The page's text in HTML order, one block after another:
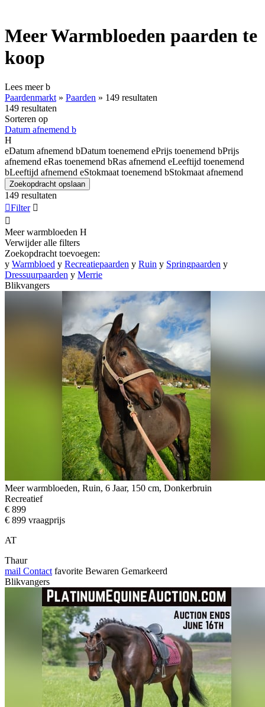
Meer Warmbloeden paarden te
koop
Lees meerb
Paardenmarkt » Paarden » 149 resultaten
149 resultaten
Sorteren op
Datum afnemend b
H
eDatum afnemend bDatum toenemend ePrijs toenemend bPrijs
afnemend eRas toenemend bRas afnemend eLeeftijd toenemend
bLeeftijd afnemend eStokmaat toenemend bStokmaat afnemend
Zoekopdracht opslaan
149 resultaten
Filter 

Meer warmbloeden H
Verwijder alle filters
Zoekopdracht toevoegen:
y Warmbloed y Recreatiepaarden y Ruin y Springpaarden y
Dressuurpaarden y Merrie
Blikvangers
Meer warmbloeden, Ruin, 6 Jaar, 150 cm, Donkerbruin
Recreatief
€ 899
€ 899 vraagprijs
AT
Thaur
mail Contact favorite Bewaren Gemarkeerd
Blikvangers